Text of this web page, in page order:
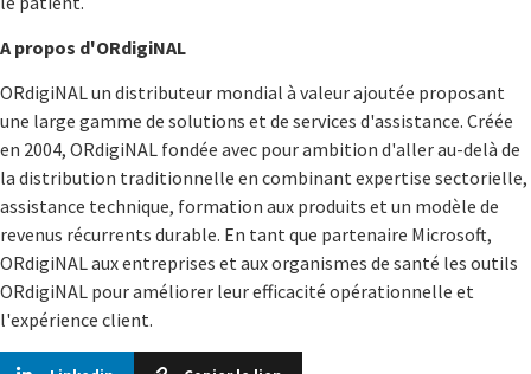
A propos d'ORdigiNAL
ORdigiNAL un distributeur mondial à valeur ajoutée proposant
une large gamme de solutions et de services d'assistance. Créée
en 2004, ORdigiNAL fondée avec pour ambition d'aller au-delà de
la distribution traditionnelle en combinant expertise sectorielle,
assistance technique, formation aux produits et un modèle de
revenus récurrents durable. En tant que partenaire Microsoft,
ORdigiNAL aux entreprises et aux organismes de santé les outils
ORdigiNAL pour améliorer leur efficacité opérationnelle et
l'expérience client.